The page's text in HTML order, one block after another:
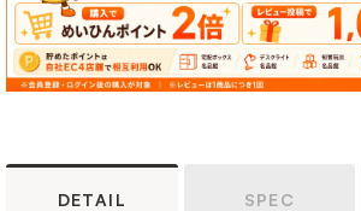
DETAIL SPEC